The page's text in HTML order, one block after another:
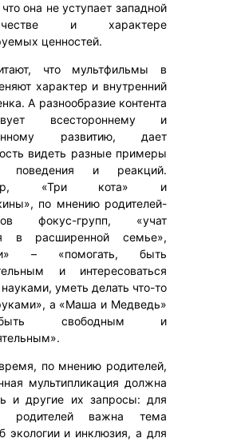
она не уступает западной
и характере
ценностей.
что мультфильмы в
характер и внутренний
А разнообразие контента
всестороннему и
развитию, дает
видеть разные примеры
поведения и реакций.
«Три кота» и
по мнению родителей-
фокус-групп, «учат
в расширенной семье»,
– «помогать, быть
и интересоваться
уметь делать что-то
а «Маша и Медведь»
свободным и
по мнению родителей,
мультипликация должна
и другие их запросы: для
родителей важна тема
экологии и инклюзия, а для